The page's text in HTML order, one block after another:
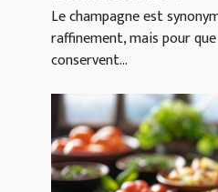
Le champagne est
raffinement, mais pour
conservent...